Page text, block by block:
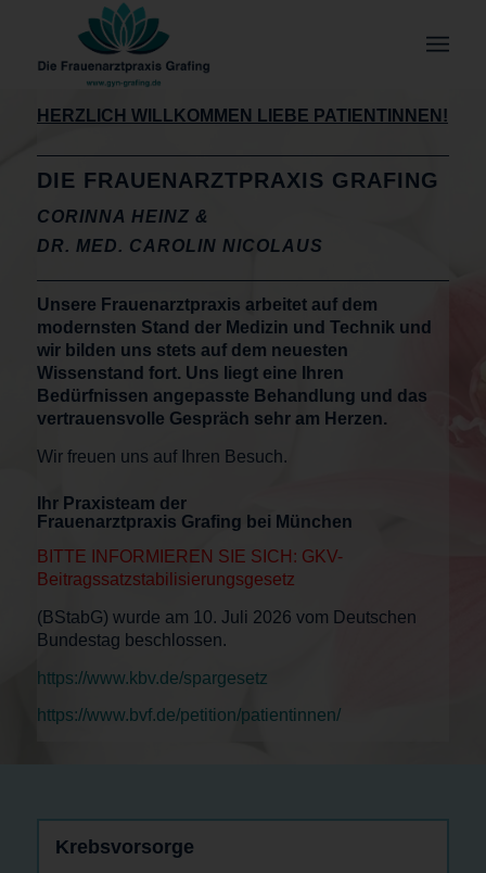
HERZLICH WILLKOMMEN LIEBE PATIENTINNEN!
DIE FRAUENARZTPRAXIS GRAFING
CORINNA HEINZ &
DR. MED. CAROLIN NICOLAUS
Unsere Frauenarztpraxis arbeitet auf dem
modernsten Stand der Medizin und Technik und
wir bilden uns stets auf dem neuesten
Wissenstand fort. Uns liegt eine Ihren
Bedürfnissen angepasste Behandlung und das
vertrauensvolle Gespräch sehr am Herzen.
Wir freuen uns auf Ihren Besuch.
Ihr Praxisteam der
Frauenarztpraxis Grafing bei München
BITTE INFORMIEREN SIE SICH: GKV-
Beitragssatzstabilisierungsgesetz
(BStabG) wurde am 10. Juli 2026 vom Deutschen
Bundestag beschlossen.
https://www.kbv.de/spargesetz
https://www.bvf.de/petition/patientinnen/
Krebsvorsorge